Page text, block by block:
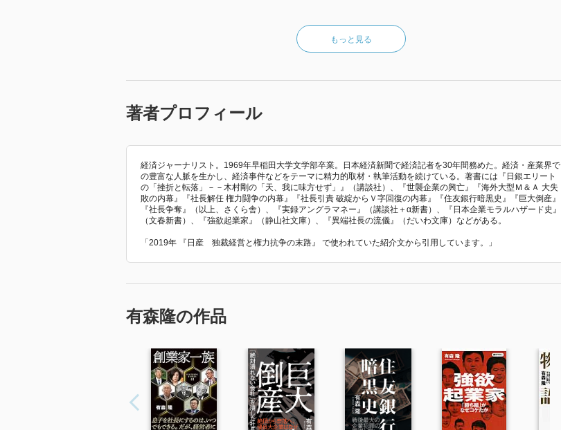
もっと見る
著者プロフィール
経済ジャーナリスト。1969年早稲田大学文学部卒業。日本経済新聞で経済記者を30年間務めた。経済・産業界で
の豊富な人脈を生かし、経済事件などをテーマに精力的取材・執筆活動を続けている。著書には『日銀エリート
の「挫折と転落」－－木村剛の「天、我に味方せず」』（講談社）、『世襲企業の興亡』『海外大型Ｍ＆Ａ 大失
敗の内幕』『社長解任 権力闘争の内幕』『社長引責 破綻からＶ字回復の内幕』『住友銀行暗黒史』『巨大倒産』
『社長争奪』（以上、さくら舎）、『実録アングラマネー』（講談社＋α新書）、『日本企業モラルハザード史』
（文春新書）、『強欲起業家』（静山社文庫）、『異端社長の流儀』（だいわ文庫）などがある。
「2019年 『日産 独裁経営と権力抗争の末路』 で使われていた紹介文から引用しています。」
有森隆の作品